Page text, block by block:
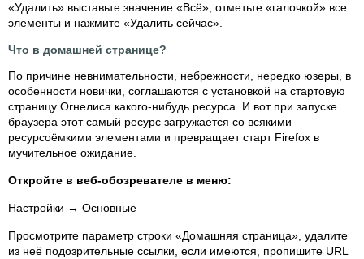
«Удалить» выставьте значение «Всё», отметьте «галочкой» все
элементы и нажмите «Удалить сейчас».
Что в домашней странице?
По причине невнимательности, небрежности, нередко юзеры, в
особенности новички, соглашаются с установкой на стартовую
страницу Огнелиса какого-нибудь ресурса. И вот при запуске
браузера этот самый ресурс загружается со всякими
ресурсоёмкими элементами и превращает старт Firefox в
мучительное ожидание.
Откройте в веб-обозревателе в меню:
Настройки → Основные
Просмотрите параметр строки «Домашняя страница», удалите
из неё подозрительные ссылки, если имеются, пропишите URL